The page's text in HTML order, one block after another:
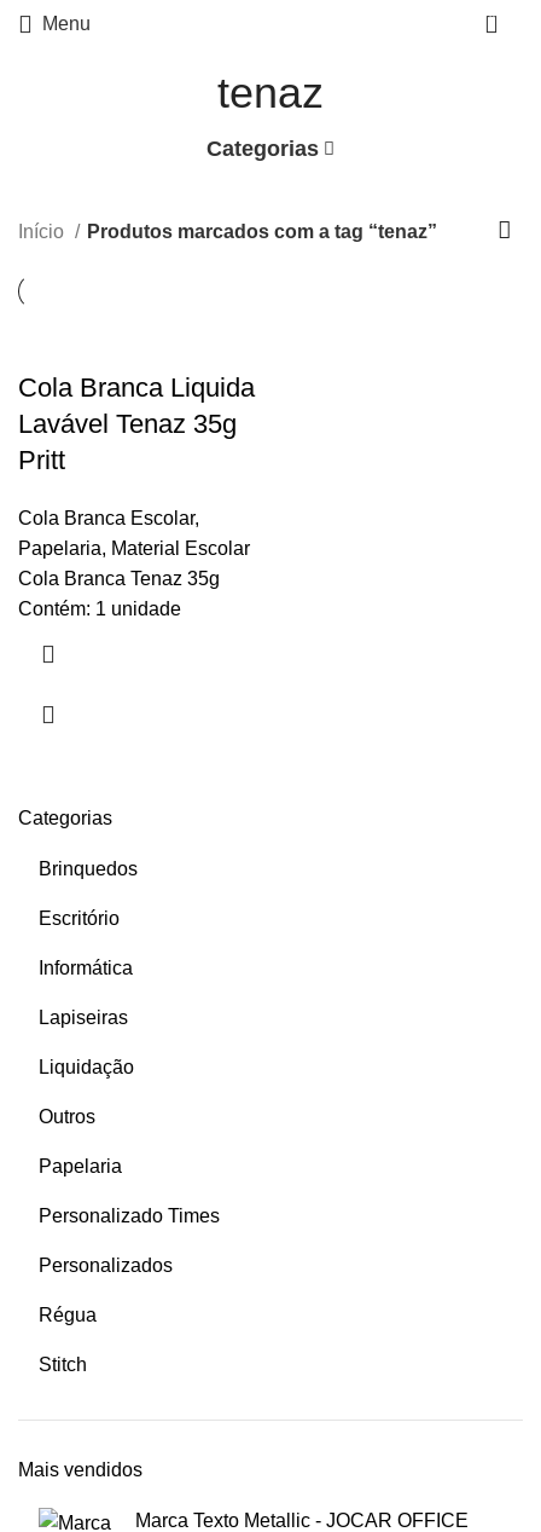
Menu 0
tenaz
Categorias
Categorias
Brinquedos
Escritório
Informática
Lapiseiras
Liquidação
Outros
Papelaria
Personalizado Times
Personalizados
Régua
Stitch
Mais vendidos
Marca Texto Metallic - JOCAR OFFICE
Início Produtos marcados com a tag “tenaz”
Cola Branca Liquida
Lavável Tenaz 35g
Pritt
Cola Branca Escolar,
Papelaria, Material Escolar
Cola Branca Tenaz 35g
Contém: 1 unidade